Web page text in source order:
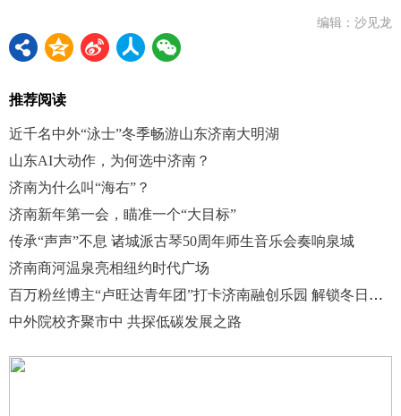
编辑：沙见龙
推荐阅读
近千名中外“泳士”冬季畅游山东济南大明湖
山东AI大动作，为何选中济南？
济南为什么叫“海右”？
济南新年第一会，瞄准一个“大目标”
传承“声声”不息 诸城派古琴50周年师生音乐会奏响泉城
济南商河温泉亮相纽约时代广场
百万粉丝博主“卢旺达青年团”打卡济南融创乐园 解锁冬日浪漫新体验
中外院校齐聚市中 共探低碳发展之路